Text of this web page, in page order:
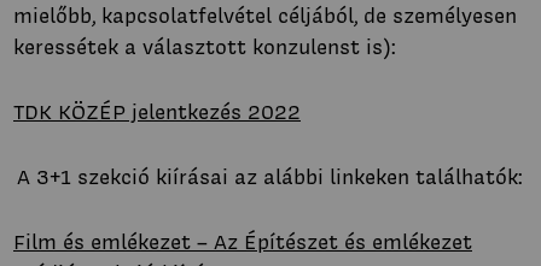
mielőbb, kapcsolatfelvétel céljából, de személyesen
keressétek a választott konzulenst is):
TDK KÖZÉP jelentkezés 2022
A 3+1 szekció kiírásai az alábbi linkeken találhatók:
Film és emlékezet – Az Építészet és emlékezet